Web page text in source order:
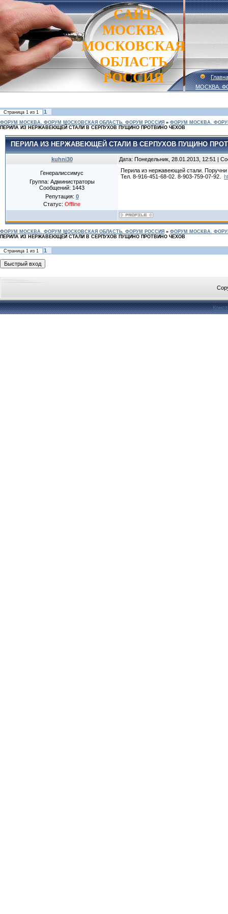
САЙТ
МОСКВА
МОСКОВСКАЯ
ОБЛАСТЬ
РОССИЯ
МОСКВА.
Страница 1 из 1 1
ФОРУМ МОСКВА. ФОРУМ МОСКОВСКАЯ ОБЛАСТЬ. ФОРУМ РОССИЯ » ФОРУМ МОСКВА.
ПЕРИЛА ИЗ НЕРЖАВЕЮЩЕЙ СТАЛИ В СЕРПУХОВ ПУЩИНО ПРОТВИНО ЧЕХОВ
ПЕРИЛА ИЗ НЕРЖАВЕЮЩЕЙ СТАЛИ В СЕРПУХОВ ПУЩИНО
kuhni30 Дата: Понедельник, 28.01.2013, 12:51 |
Генералиссимус
Группа: Администраторы
Сообщений: 1443
Репутация: 0
Статус: Offline
Перила из нержавеющей стали.
Тел. 8-916-451-68-02. 8-903-759-07-92.
ФОРУМ МОСКВА. ФОРУМ МОСКОВСКАЯ ОБЛАСТЬ. ФОРУМ РОССИЯ » ФОРУМ МОСКВА.
ПЕРИЛА ИЗ НЕРЖАВЕЮЩЕЙ СТАЛИ В СЕРПУХОВ ПУЩИНО ПРОТВИНО ЧЕХОВ
Страница 1 из 1 1